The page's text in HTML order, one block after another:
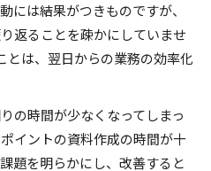
には結果がつきものですが、
返ることを疎かにしていませ
とは、翌日からの業務の効率化
の時間が少なくなってしまっ
イントの資料作成の時間が十
題を明らかにし、改善すると